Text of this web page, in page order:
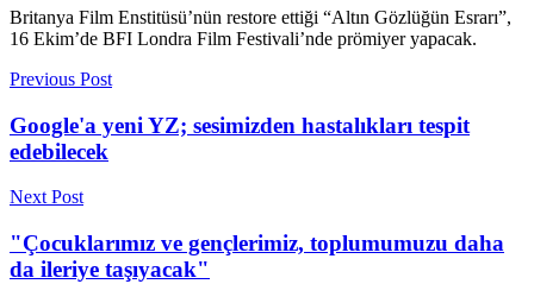
Britanya Film Enstitüsü’nün restore ettiği “Altın Gözlüğün Esrarı”,
16 Ekim’de BFI Londra Film Festivali’nde prömiyer yapacak.
Previous Post
Google'a yeni YZ; sesimizden hastalıkları tespit
edebilecek
Next Post
"Çocuklarımız ve gençlerimiz, toplumumuzu daha
da ileriye taşıyacak"